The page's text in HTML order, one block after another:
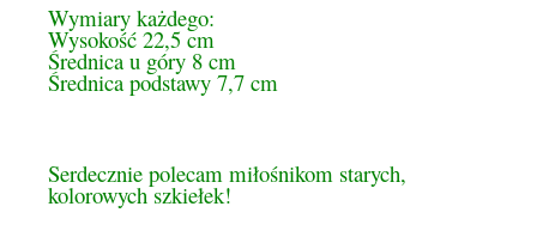
Wymiary każdego:
Wysokość 22,5 cm
Średnica u góry 8 cm
Średnica podstawy 7,7 cm
Serdecznie polecam miłośnikom starych,
kolorowych szkiełek!